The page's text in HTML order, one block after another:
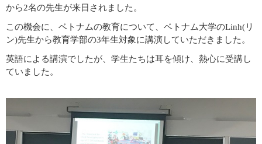
から2名の先生が来日されました。
この機会に、ベトナムの教育について、ベトナム大学のLinh(リ
ン)先生から教育学部の3年生対象に講演していただきました。
英語による講演でしたが、学生たちは耳を傾け、熱心に受講し
ていました。